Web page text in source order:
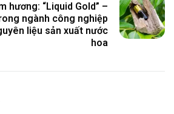
hương: “Liquid Gold” –
ngành công nghiệp
liệu sản xuất nước
hoa